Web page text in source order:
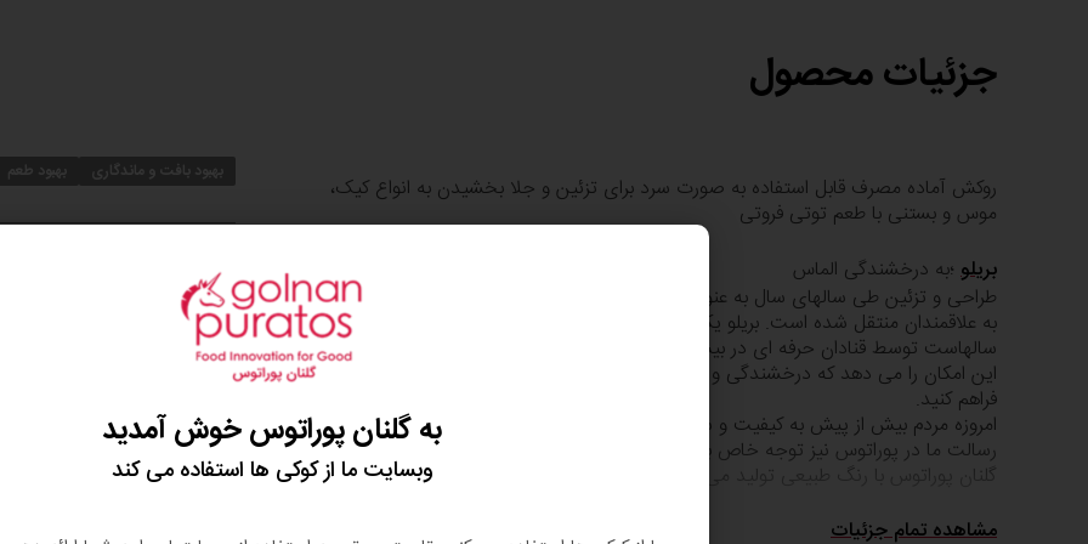
جزئیات محصول
روکش آماده مصرف قابل استفاده به صورت سرد برای تزئین و جلا بخشیدن به انواع کیک،
موس و بستنی با طعم توتی فروتی
بریلو ؛به درخشندگی الماس
طراحی و تزئین طی سالهای سال به عنوان یک هنر دستی و سنتی توسط قنادهای حرفه ای
به علاقمندان منتقل شده است. بریلو یکی از اجزای اصلی این طرح است. این محصولات
سالهاست توسط قنادان حرفه ای در بیش از 100 کشور دنیا استفاده می شود. بریلو به شما
این امکان را می دهد که درخشندگی و شفافیت منحصر به فردی را برای کیک و دسر خود
فراهم کنید.
امروزه مردم بیش از پیش به کیفیت و سلامت محصولات مصرفی خود اهمیت می دهند.
رسالت ما در پوراتوس نیز توجه خاص به این موضوع با اهمیت می باشد. لذا کلیه بریلوهای
گلنان پوراتوس با رنگ طبیعی تولید می شوند
مزایا برای مشتری
مشاهده تمام جزئیات
بهبود بافت و ماندگاری بهبود طعم
باواریا و موس
مواد تشکیل‌دهنده، آلرژن‌ها،
به گلنان پوراتوس خوش آمدید
وبسایت ما از کوکی ها استفاده می کند